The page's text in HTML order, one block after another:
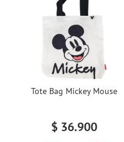
Tote Bag Mickey Mouse
$ 36.900